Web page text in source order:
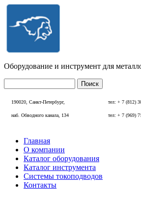
Перейти к основному содержанию
Оборудование и инструмент для
190020, Санкт-Петербург,
наб. Обводного канала, 134
тел: + 7 (812)
тел: + 7 (969)
Главное меню
Главная
О компании
Каталог оборудования
Каталог инструмента
Системы токоподводов
Контакты